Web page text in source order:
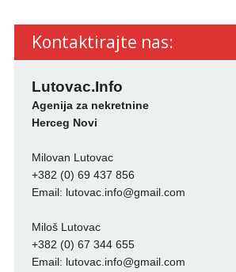
Kontaktirajte nas:
Lutovac.Info
Agenija za nekretnine
Herceg Novi
Milovan Lutovac
+382 (0) 69 437 856
Email: lutovac.info@gmail.com
Miloš Lutovac
+382 (0) 67 344 655
Email: lutovac.info@gmail.com